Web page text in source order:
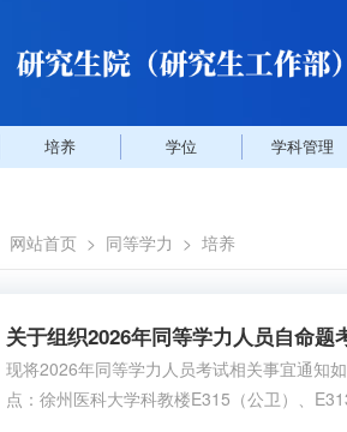
培养 学位 学科管理
网站首页 > 同等学力 > 培养
关于组织2026年同等学力人员自命题
现将2026年同等学力人员考试相关事宜通知
点：徐州医科大学科教楼E315（公卫）、